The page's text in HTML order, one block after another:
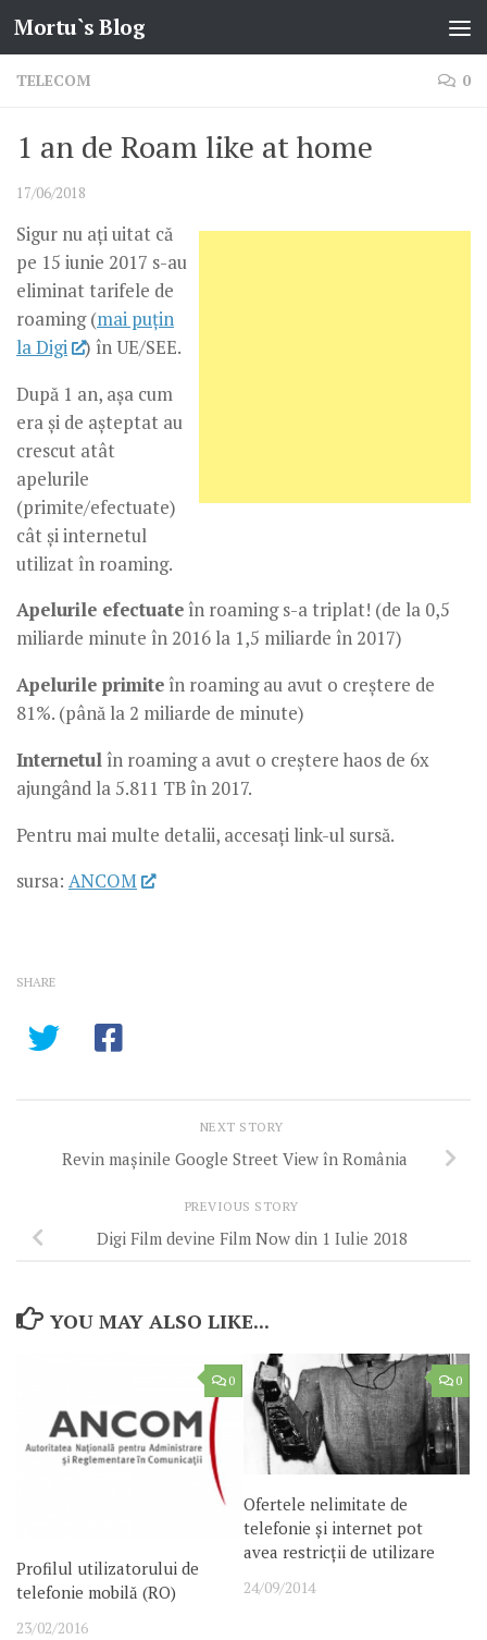
Skip to content
Mortu`s Blog
TELECOM 0
1 an de Roam like at home
17/06/2018
Sigur nu ați uitat că
pe 15 iunie 2017 s-au
eliminat tarifele de
roaming (mai puțin
la Digi
) în UE/SEE.
După 1 an, așa cum
era și de așteptat au
crescut atât
apelurile
(primite/efectuate)
cât și internetul
utilizat în roaming.
Apelurile efectuate în roaming s-a triplat! (de la 0,5
miliarde minute în 2016 la 1,5 miliarde în 2017)
Apelurile primite în roaming au avut o creștere de
81%. (până la 2 miliarde de minute)
Internetul în roaming a avut o creștere haos de 6x
ajungând la 5.811 TB în 2017.
Pentru mai multe detalii, accesați link-ul sursă.
sursa: ANCOM
SHARE
NEXT STORY
Revin mașinile Google Street View în România
PREVIOUS STORY
Digi Film devine Film Now din 1 Iulie 2018
YOU MAY ALSO LIKE...
0
Profilul utilizatorului de
telefonie mobilă (RO)
23/02/2016
0
Ofertele nelimitate de
telefonie și internet pot
avea restricții de utilizare
24/09/2014